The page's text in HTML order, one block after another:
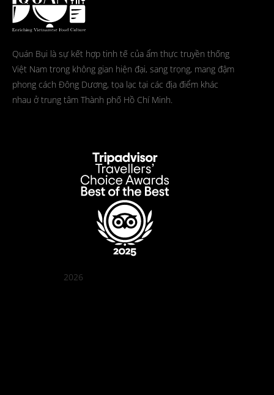
Quán Bụi là sự kết hợp tinh tế của ẩm thực truyền thống
Việt Nam trong không gian hiện đại, sang trọng, mang đậm
phong cách Đông Dương, tọa lạc tại các địa điểm khác
nhau ở trung tâm Thành phố Hồ Chí Minh.
2026